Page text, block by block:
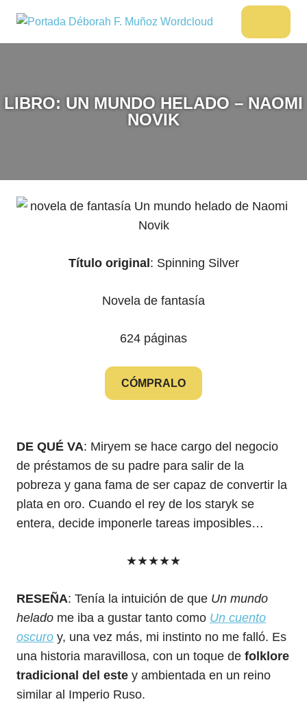
contenido
DÉBORAH
viajes
y
LIBRO: UN MUNDO HELADO – NAOMI
NOVIK
Título original : Spinning Silver
Novela de fantasía
624 páginas
CÓMPRALO
DE QUÉ VA: Miryem se hace cargo del negocio
de préstamos de su padre para salir de la
pobreza y gana fama de ser capaz de convertir la
plata en oro. Cuando el rey de los staryk se
entera, decide imponerle tareas imposibles…
★★★★★
RESEÑA: Tenía la intuición de que Un mundo
helado me iba a gustar tanto como Un cuento
oscuro y, una vez más, mi instinto no me falló. Es
una historia maravillosa, con un toque de folklore
tradicional del este y ambientada en un reino
similar al Imperio Ruso.